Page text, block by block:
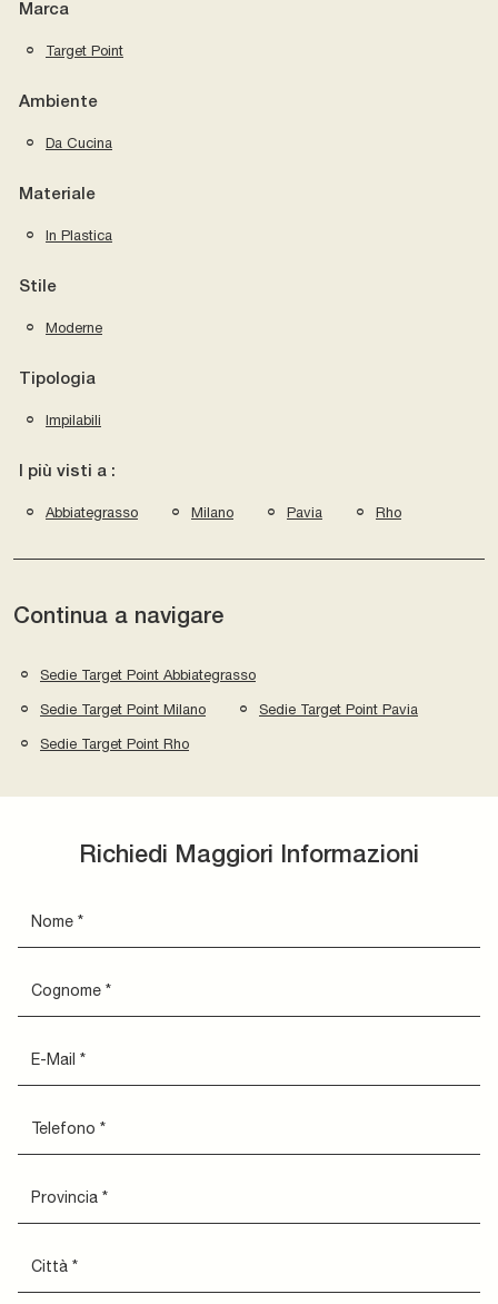
Marca
Target Point
Ambiente
Da Cucina
Materiale
In Plastica
Stile
Moderne
Tipologia
Impilabili
I più visti a :
Abbiategrasso Milano Pavia Rho
Continua a navigare
Sedie Target Point Abbiategrasso
Sedie Target Point Milano Sedie Target Point Pavia
Sedie Target Point Rho
Richiedi Maggiori Informazioni